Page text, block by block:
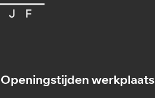
Openingstijden werkplaats